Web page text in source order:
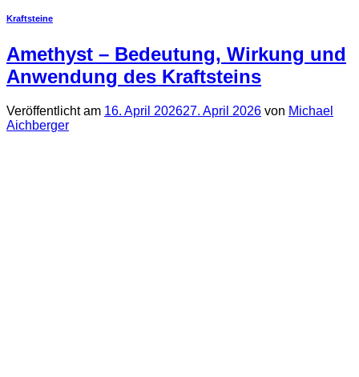
Kraftsteine
Amethyst – Bedeutung, Wirkung und
Anwendung des Kraftsteins
Veröffentlicht am 16. April 202627. April 2026 von Michael
Aichberger